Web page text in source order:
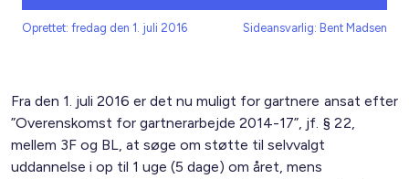
Oprettet: fredag den 1. juli 2016 Sideansvarlig: Bent Madsen
Fra den 1. juli 2016 er det nu muligt for gartnere ansat efter
”Overenskomst for gartnerarbejde 2014-17”, jf. § 22,
mellem 3F og BL, at søge om støtte til selvvalgt
uddannelse i op til 1 uge (5 dage) om året, mens